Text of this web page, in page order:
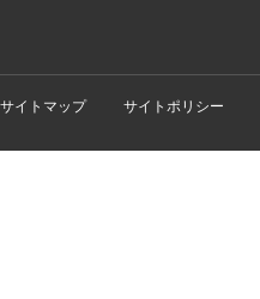
サイトマップ サイトポリシー